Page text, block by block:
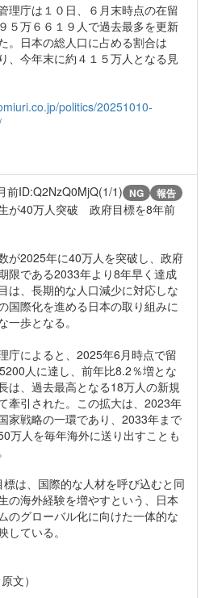
理庁は１０日、６月末時点の在留
５万６６１９人で過去最多を更新
。日本の総人口に占める割合は
、今年末に約４１５万人となる見
politics/20251010-
前ID:Q2NzQ0MjQ(1/1) NG 報告
が40万人突破 政府目標を8年前
が2025年に40万人を突破し、政府
限である2033年より8年早く達成
は、長期的な人口減少に対応しな
国際化を進める日本の取り組みに
一歩となる。
庁によると、2025年6月時点で留
人に達し、前年比8.2％増とな
は、過去最高となる18万人の新規
牽引された。この拡大は、2023年
家戦略の一環であり、2033年まで
万人を毎年海外に送り出すことも
は、国際的な人材を呼び込むと同
の海外経験を増やすという、日本
のグローバル化に向けた一体的な
している。
文）